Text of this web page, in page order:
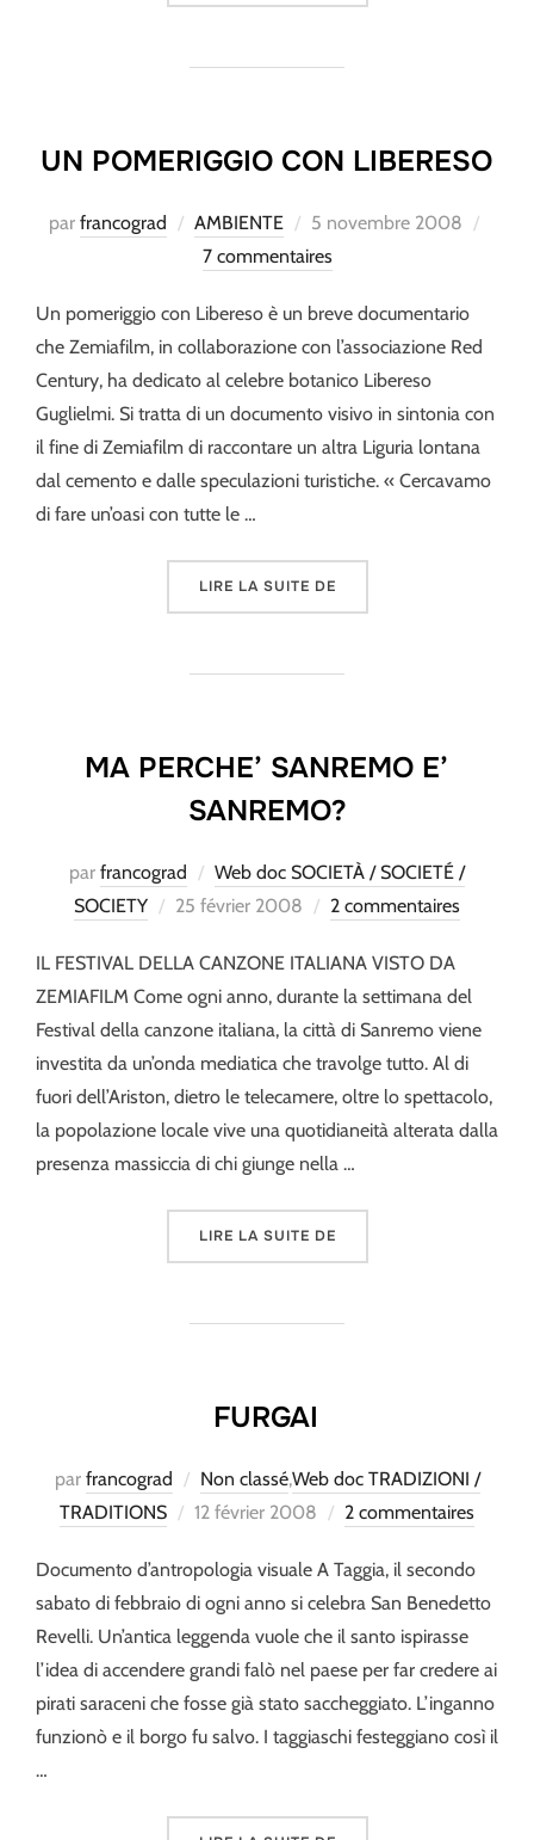
UN POMERIGGIO CON LIBERESO
par francograd AMBIENTE
Publié
le
5 novembre 2008
7 commentaires
Un pomeriggio con Libereso è un breve documentario
che Zemiafilm, in collaborazione con l’associazione Red
Century, ha dedicato al celebre botanico Libereso
Guglielmi. Si tratta di un documento visivo in sintonia con
il fine di Zemiafilm di raccontare un altra Liguria lontana
dal cemento e dalle speculazioni turistiche. « Cercavamo
di fare un’oasi con tutte le …
LIRE LA SUITE DE« UN POMERIGGIO CON
MA PERCHE’ SANREMO E’
SANREMO?
par francograd
Web doc SOCIETÀ / SOCIETÉ /
SOCIETY
Publié
25 février 2008 2 commentaires
IL FESTIVAL DELLA CANZONE ITALIANA VISTO DA
ZEMIAFILM Come ogni anno, durante la settimana del
Festival della canzone italiana, la città di Sanremo viene
investita da un’onda mediatica che travolge tutto. Al di
fuori dell’Ariston, dietro le telecamere, oltre lo spettacolo,
la popolazione locale vive una quotidianeità alterata dalla
presenza massiccia di chi giunge nella …
LIRE LA SUITE DE« MA PERCHE’
FURGAI
par francograd Non classé,Web doc TRADIZIONI /
TRADITIONS
Publié
12 février 2008 2 commentaires
Documento d’antropologia visuale A Taggia, il secondo
sabato di febbraio di ogni anno si celebra San Benedetto
Revelli. Un’antica leggenda vuole che il santo ispirasse
l’idea di accendere grandi falò nel paese per far credere ai
pirati saraceni che fosse già stato saccheggiato. L’inganno
funzionò e il borgo fu salvo. I taggiaschi festeggiano così il
…